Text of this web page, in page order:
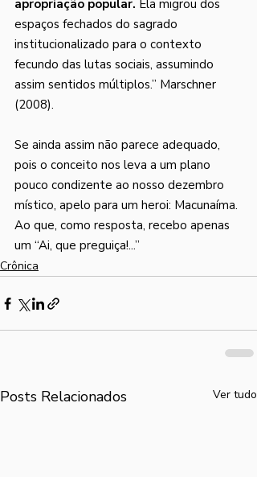
apropriação popular. Ela migrou dos
espaços fechados do sagrado
institucionalizado para o contexto
fecundo das lutas sociais, assumindo
assim sentidos múltiplos.” Marschner
(2008).
Se ainda assim não parece adequado,
pois o conceito nos leva a um plano
pouco condizente ao nosso dezembro
místico, apelo para um heroi: Macunaíma.
Ao que, como resposta, recebo apenas
um “Ai, que preguiça!...”
Crônica
Posts Relacionados Ver tudo